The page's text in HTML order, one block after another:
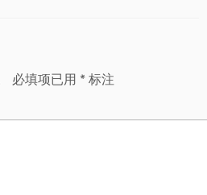
必填项已用 *标注